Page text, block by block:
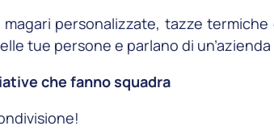
personalizzate, tazze
tue persone e parlano di
che fanno squadra